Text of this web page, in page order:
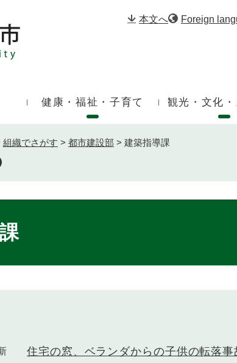
本文へ Foreign
ド
健康・福祉・子育て 観光・文化
組織でさがす > 都市建設部 > 建築指導課
住宅の窓、ベランダからの子供の転落事